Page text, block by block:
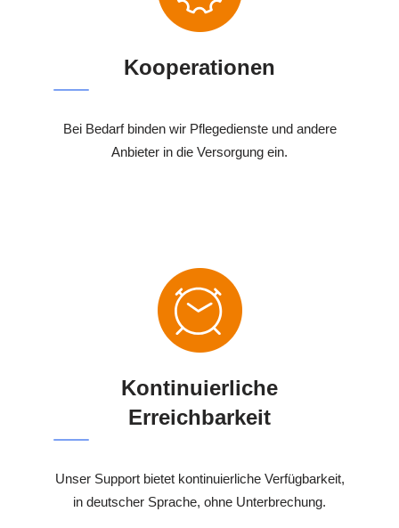
Kooperationen
Bei Bedarf binden wir Pflegedienste und andere
Anbieter in die Versorgung ein.
Kontinuierliche
Erreichbarkeit
Unser Support bietet kontinuierliche Verfügbarkeit,
in deutscher Sprache, ohne Unterbrechung.